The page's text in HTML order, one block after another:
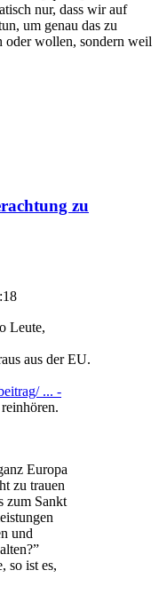
nur, dass wir auf
um genau das zu
oder wollen, sondern weil
zu
Leute,
aus der EU.
... -
Europa
zu trauen
zum Sankt
und
so ist es,